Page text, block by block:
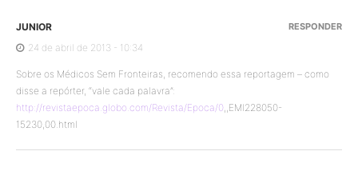
JUNIOR
24 de abril de 2013 - 10:34
Sobre os Médicos Sem Fronteiras, recomendo essa reportagem – como
disse a repórter, “vale cada palavra”:
http://revistaepoca.globo.com/Revista/Epoca/0 ,,EMI228050-
15230,00.html
RESPONDER